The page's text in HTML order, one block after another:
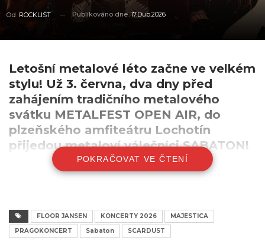
Od ROCKLIST Publikováno dne17.Dub.2026
Letošní metalové léto začne ve velkém
stylu! Už 3. června, dva dny před
zahájením tradičního metalového
svátku METALFEST OPEN AIR, do
plzeňského amfiteátru Lochotín
přijedou metaloví válečníci SABATON!
Tento koncert bude naprosto výjimečným startem
kdy stál na pódiu. Kromě toho se můžete těšit na nový
setlist plný skvělých skladeb! SABATON nebudou na této
jedinečné akci sami – speciálními hosty budou známé a
POKRAČOVAT VE ČTENÍ
FLOOR JANSEN KONCERTY 2026
MAJESTICA
PRAGOKONCERT
Sabaton SCARDUST